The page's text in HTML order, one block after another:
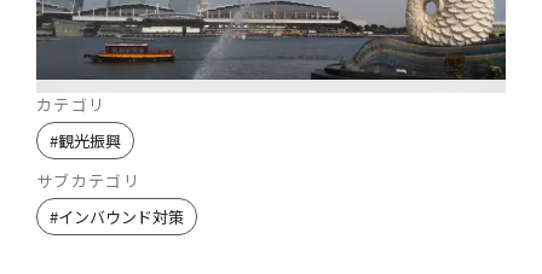
カテゴリ
#観光振興
サブカテゴリ
#インバウンド対策